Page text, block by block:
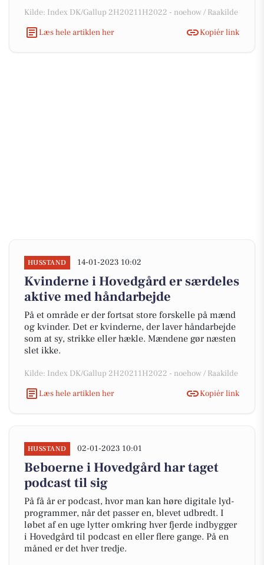
Kilde: Index DK/Gallup 2H20211H2022 - noehow / Raakilde
Læs hele artiklen her
Kopiér link
HUSSTAND 14-01-2023 10:02
Kvinderne i Hovedgård er særdeles
aktive med håndarbejde
På et område er der fortsat store forskelle på mænd
og kvinder. Det er kvinderne, der laver håndarbejde
som at sy, strikke eller hækle. Mændene gør næsten
slet ikke.
Kilde: Index DK/Gallup 2H20211H2022 - noehow / Raakilde
Læs hele artiklen her
Kopiér link
HUSSTAND 02-01-2023 10:01
Beboerne i Hovedgård har taget
podcast til sig
På få år er podcast, hvor man kan høre digitale lyd-
programmer, når det passer en, blevet udbredt. I
løbet af en uge lytter omkring hver fjerde indbygger
i Hovedgård til podcast en eller flere gange. På en
måned er det hver tredje.